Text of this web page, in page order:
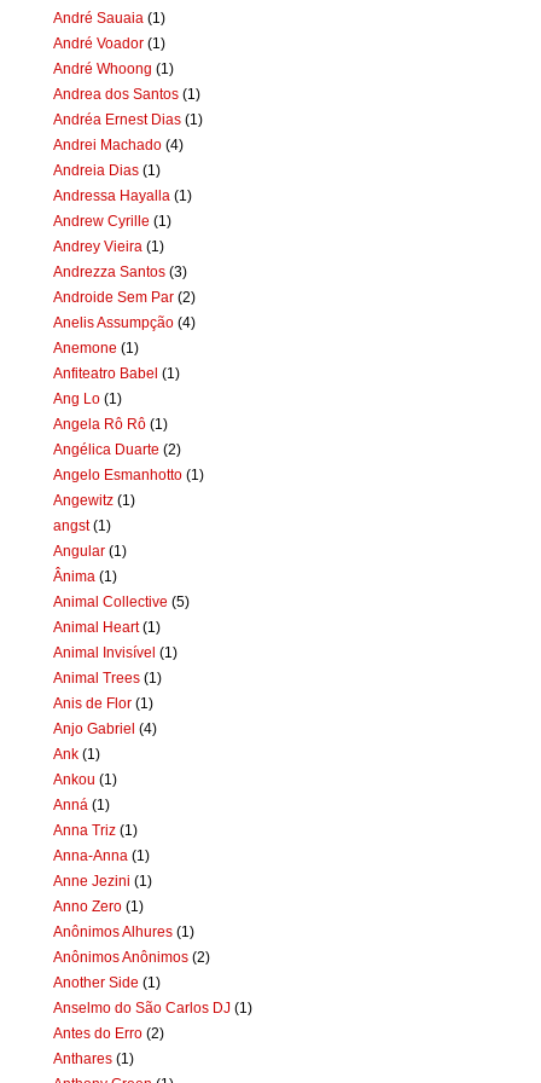
André Sauaia (1)
André Voador (1)
André Whoong (1)
Andrea dos Santos (1)
Andréa Ernest Dias (1)
Andrei Machado (4)
Andreia Dias (1)
Andressa Hayalla (1)
Andrew Cyrille (1)
Andrey Vieira (1)
Andrezza Santos (3)
Androide Sem Par (2)
Anelis Assumpção (4)
Anemone (1)
Anfiteatro Babel (1)
Ang Lo (1)
Angela Rô Rô (1)
Angélica Duarte (2)
Angelo Esmanhotto (1)
Angewitz (1)
angst (1)
Angular (1)
Ânima (1)
Animal Collective (5)
Animal Heart (1)
Animal Invisível (1)
Animal Trees (1)
Anis de Flor (1)
Anjo Gabriel (4)
Ank (1)
Ankou (1)
Anná (1)
Anna Triz (1)
Anna-Anna (1)
Anne Jezini (1)
Anno Zero (1)
Anônimos Alhures (1)
Anônimos Anônimos (2)
Another Side (1)
Anselmo do São Carlos DJ (1)
Antes do Erro (2)
Anthares (1)